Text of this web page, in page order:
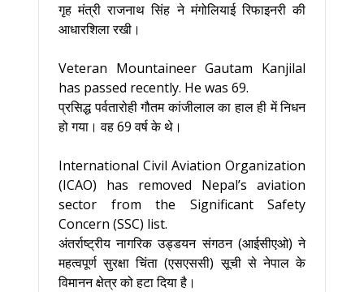
गृह मंत्री राजनाथ सिंह ने मंगोलियाई रिफाइनरी की
आधारशिला रखी।
Veteran Mountaineer Gautam Kanjilal
has passed recently. He was 69.
प्रसिद्ध पर्वतारोही गौतम कांजीलाल का हाल ही में निधन
हो गया। वह 69 वर्ष के थे।
International Civil Aviation Organization
(ICAO) has removed Nepal’s aviation
sector from the Significant Safety
Concern (SSC) list.
अंतर्राष्ट्रीय नागरिक उड्डयन संगठन (आईसीएओ) ने
महत्वपूर्ण सुरक्षा चिंता (एसएससी) सूची से नेपाल के
विमानन क्षेत्र को हटा दिया है।